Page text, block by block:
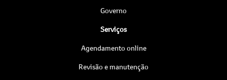
Governo
Serviços
Agendamento online
Revisão e manutenção